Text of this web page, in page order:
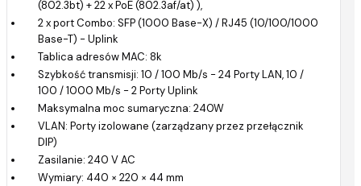
(802.3bt) + 22 x PoE (802.3af/at) ),
2 x port Combo: SFP (1000 Base-X) / RJ45 (10/100/1000
Base-T) - Uplink
Tablica adresów MAC: 8k
Szybkość transmisji: 10 / 100 Mb/s - 24 Porty LAN, 10 /
100 / 1000 Mb/s - 2 Porty Uplink
Maksymalna moc sumaryczna: 240W
VLAN: Porty izolowane (zarządzany przez przełącznik
DIP)
Zasilanie: 240 V AC
Wymiary: 440 × 220 × 44 mm